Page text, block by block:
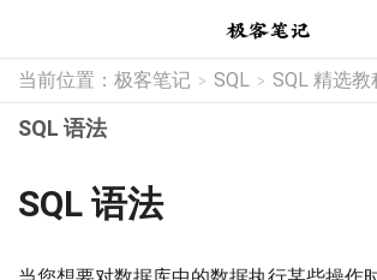
当前位置： 极客笔记 > SQL > SQL 精选教
SQL 语法
SQL 语法